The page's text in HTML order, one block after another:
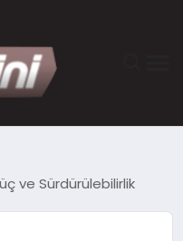
ve Sürdürülebilirlik